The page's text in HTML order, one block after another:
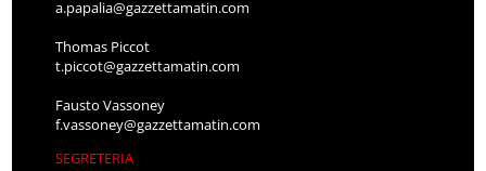
a.papalia@gazzettamatin.com
Thomas Piccot
t.piccot@gazzettamatin.com
Fausto Vassoney
f.vassoney@gazzettamatin.com
SEGRETERIA